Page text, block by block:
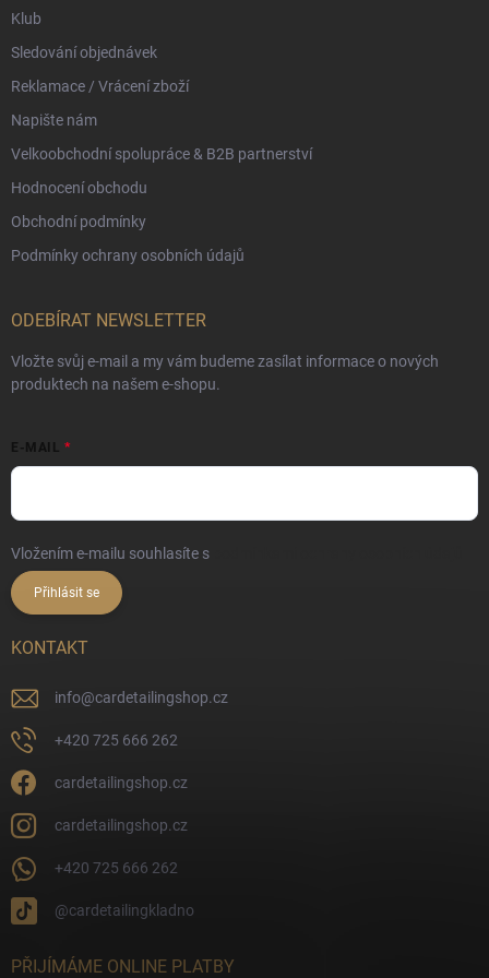
Klub
Sledování objednávek
Reklamace / Vrácení zboží
Napište nám
Velkoobchodní spolupráce & B2B partnerství
Hodnocení obchodu
Obchodní podmínky
Podmínky ochrany osobních údajů
ODEBÍRAT NEWSLETTER
Vložte svůj e-mail a my vám budeme zasílat informace o nových
produktech na našem e-shopu.
E-MAIL
Vložením e-mailu souhlasíte s
Přihlásit se
KONTAKT
info@cardetailingshop.cz
+420 725 666 262
cardetailingshop.cz
cardetailingshop.cz
+420 725 666 262
@cardetailingkladno
PŘIJÍMÁME ONLINE PLATBY